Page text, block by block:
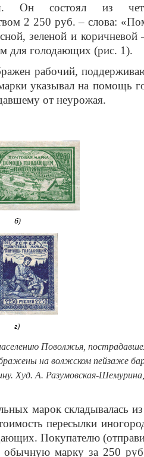
Он состоял из
2 250 руб. – слова:
зеленой и коричневой
для голодающих (рис. 1).
рабочий,
указывал на помощь
от неурожая.
Поволжья,
на волжском пейзаже
Худ. А. Разумовская-
марок складывалась
пересылки
Покупателю
обычную марку за 250